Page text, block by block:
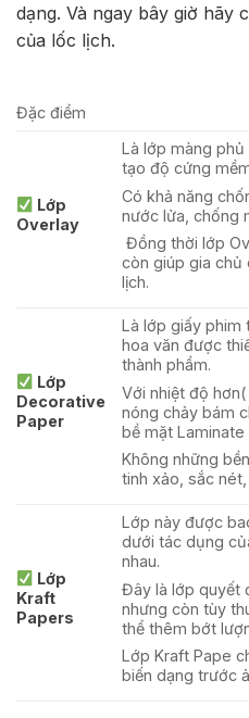
dạng. Và ngay bây giờ hãy
của lốc lịch.
Đặc điểm
Lớp
Overlay
Là lớp màng
tạo độ cứng
Có khả năng
nước lửa, chống
Đồng thời lớp
còn giúp gia chủ
lịch.
Lớp
Decorative
Paper
Là lớp giấy phim
hoa văn được
thành phẩm.
Với nhiệt độ
nóng chảy bám
bề mặt Laminate
Không những
tinh xảo, sắc
Lớp
Kraft
Papers
Lớp này được
dưới tác dụng
nhau.
Đây là lớp quyết
nhưng còn tùy
thể thêm bớt
Lớp Kraft Pape
biến dạng trước